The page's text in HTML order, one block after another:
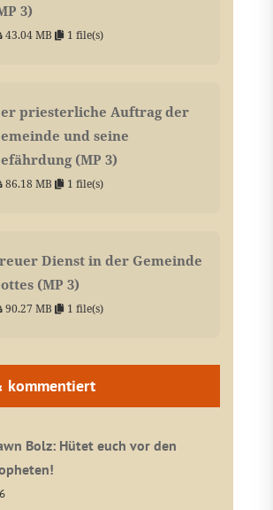
3)
43.04 MB 1 file(s)
priesterliche Auftrag der
und seine
(MP 3)
86.18 MB 1 file(s)
Dienst in der Gemeinde
(MP 3)
90.27 MB 1 file(s)
kommentiert
Bolz: Hütet euch vor den